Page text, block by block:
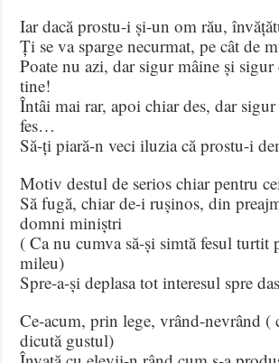
Iar dacă prostu-i și-un om rău,
Ți se va sparge necurmat, pe cât de
Poate nu azi, dar sigur mâine și
tine!
Întâi mai rar, apoi chiar des, dar
fes…
Să-ți piară-n veci iluzia că prostu-i
Motiv destul de serios chiar pentru
Să fugă, chiar de-i rușinos, din
domni miniștri
( Ca nu cumva să-și simtă fesul turtit
mileu)
Spre-a-și deplasa tot interesul spre
Ce-acum, prin lege, vrând-nevrând (
dicută gustul)